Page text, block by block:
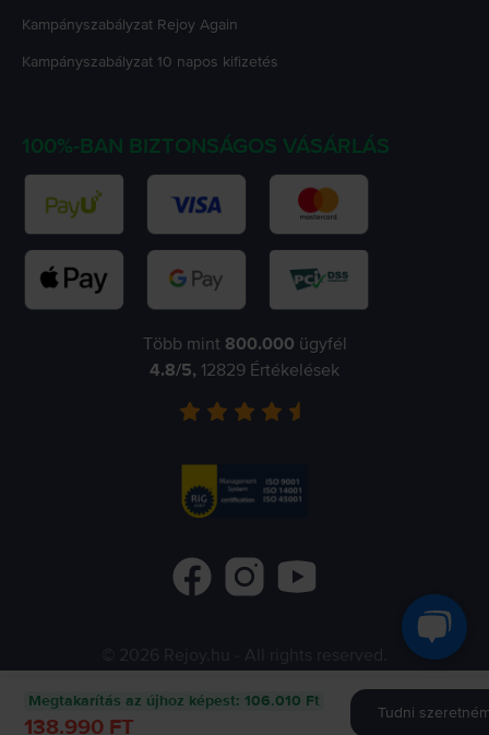
Megtakarítás az újhoz képest: 106.010 Ft
138.990 FT
Tudni
Kampányszabályzat Rejoy Again
Kampányszabályzat 10 napos kifizetés
100%-BAN BIZTONSÁGOS VÁSÁRLÁS
Több mint 800.000 ügyfél
4.8/5, 12829 Értékelések